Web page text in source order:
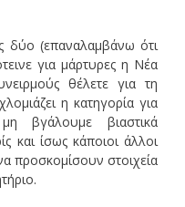
δύο (επαναλαμβάνω ότι
για μάρτυρες η Νέα
θέλετε για τη
η κατηγορία για
βγάλουμε βιαστικά
και ίσως κάποιοι άλλοι
προσκομίσουν στοιχεία